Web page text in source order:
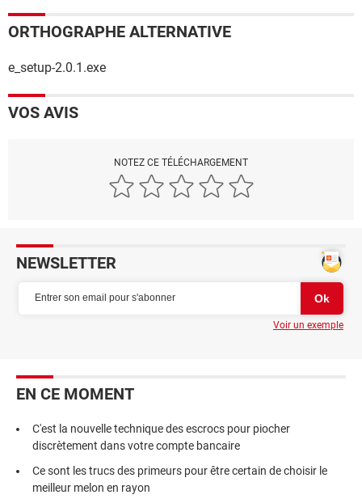
ORTHOGRAPHE ALTERNATIVE
e_setup-2.0.1.exe
VOS AVIS
NOTEZ CE TÉLÉCHARGEMENT
NEWSLETTER
Voir un exemple
EN CE MOMENT
C'est la nouvelle technique des escrocs pour piocher
discrètement dans votre compte bancaire
Ce sont les trucs des primeurs pour être certain de choisir le
meilleur melon en rayon